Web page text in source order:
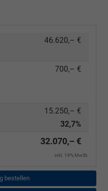
46.620,– €
700,– €
15.250,– €
32,7%
32.070,– €
inkl. 19% MwSt.
bestellen